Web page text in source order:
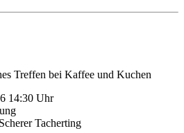
Treffen bei Kaffee und Kuchen
14:30 Uhr
Tacherting